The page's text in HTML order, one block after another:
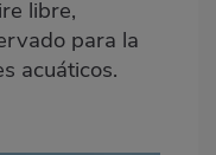
libre,
para la
acuáticos.